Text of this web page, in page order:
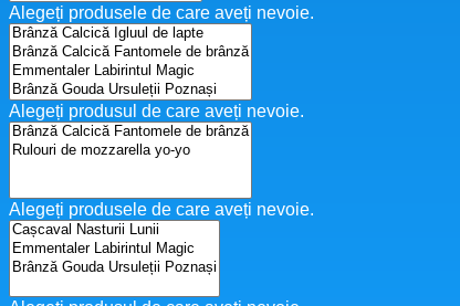
Alegeți produsele de care aveți nevoie.
Alegeți produsul de care aveți nevoie.
Alegeți produsele de care aveți nevoie.